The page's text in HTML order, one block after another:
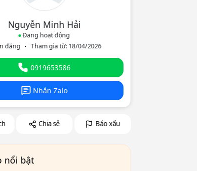
Nguyễn Minh Hải
Đang hoạt động
đăng
Tham gia từ: 18/04/2026
0919653586
Nhắn Zalo
Chia sẻ Báo xấu
nổi bật